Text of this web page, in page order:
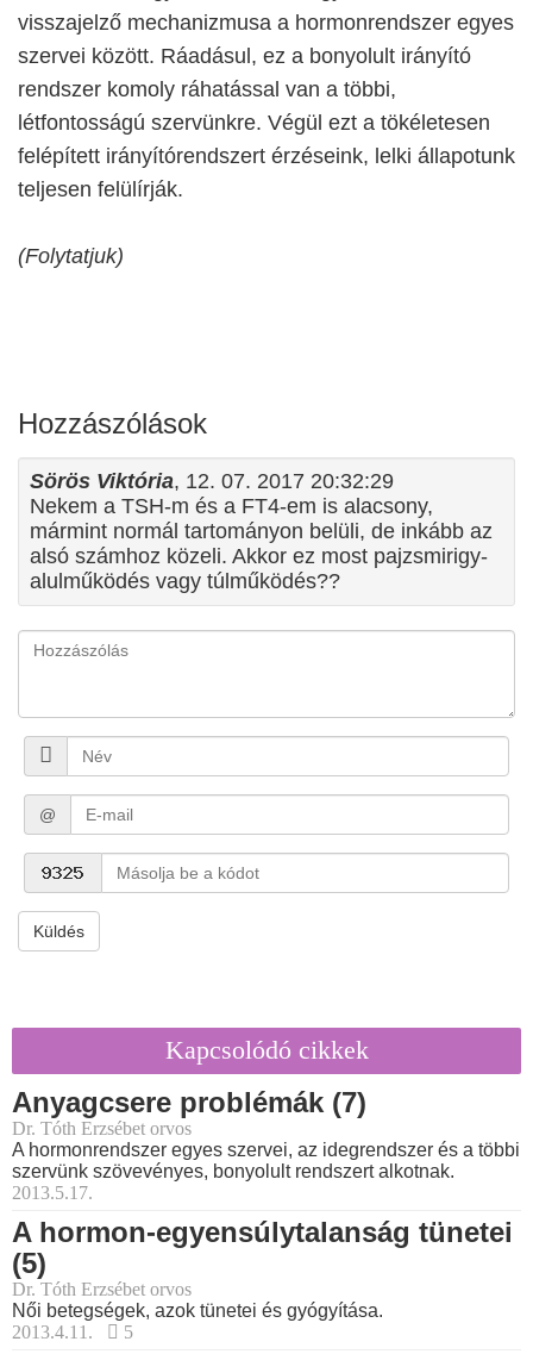
visszajelző mechanizmusa a hormonrendszer egyes
szervei között. Ráadásul, ez a bonyolult irányító
rendszer komoly ráhatással van a többi,
létfontosságú szervünkre. Végül ezt a tökéletesen
felépített irányítórendszert érzéseink, lelki állapotunk
teljesen felülírják.
(Folytatjuk)
Hozzászólások
Sörös Viktória, 12. 07. 2017 20:32:29
Nekem a TSH-m és a FT4-em is alacsony,
mármint normál tartományon belüli, de inkább az
alsó számhoz közeli. Akkor ez most pajzsmirigy-
alulműködés vagy túlműködés??
@
Küldés
Kapcsolódó cikkek
Anyagcsere problémák (7)
Dr. Tóth Erzsébet orvos
A hormonrendszer egyes szervei, az idegrendszer és a többi
szervünk szövevényes, bonyolult rendszert alkotnak.
2013.5.17.
A hormon-egyensúlytalanság tünetei
(5)
Dr. Tóth Erzsébet orvos
Női betegségek, azok tünetei és gyógyítása.
2013.4.11.
5